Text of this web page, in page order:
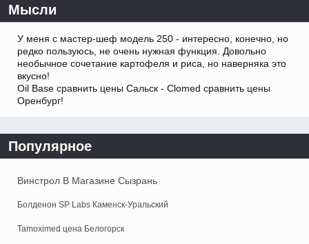
Мысли
У меня с мастер-шеф модель 250 - интересно, конечно, но
редко пользуюсь, не очень нужная функция. Довольно
необычное сочетание картофеля и риса, но наверняка это
вкусно!
Oil Base сравнить цены Сальск - Clomed сравнить цены
Оренбург!
Популярное
Винстрол В Магазине Сызрань
Болденон SP Labs Каменск-Уральский
Tamoximed цена Белогорск